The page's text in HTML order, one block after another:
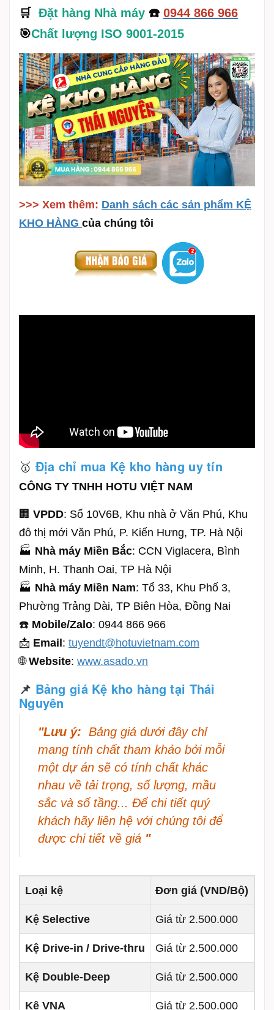
🛒
Đặt hàng Nhà máy ☎️ 0944 866 966
🎯Chất lượng ISO 9001-2015
>>> Xem thêm: Danh sách các sản phẩm KỆ
KHO HÀNG của chúng tôi
🥇 Địa chỉ mua Kệ kho hàng uy tín
CÔNG TY TNHH HOTU VIỆT NAM
🏢 VPDD: Số 10V6B, Khu nhà ở Văn Phú, Khu
đô thị mới Văn Phú, P. Kiến Hưng, TP. Hà Nội
🏭 Nhà máy Miền Bắc: CCN Viglacera, Bình
Minh, H. Thanh Oai, TP Hà Nội
🏭 Nhà máy Miền Nam: Tổ 33, Khu Phố 3,
Phường Trảng Dài, TP Biên Hòa, Đồng Nai
☎️ Mobile/Zalo: 0944 866 966
📩 Email : tuyendt@hotuvietnam.com
🌐Website: www.asado.vn
📌 Bảng giá Kệ kho hàng tại Thái
Nguyên
"Lưu ý: Bảng giá dưới đây chỉ
mang tính chất tham khảo bởi mỗi
một dự án sẽ có tính chất khác
nhau về tải trọng, số lượng, mầu
sắc và số tầng... Để chi tiết quý
khách hãy liên hệ với chúng tôi để
được chi tiết về giá "
Loại kệ Đơn giá (VND/Bộ)
Kệ Selective Giá từ 2.500.000
Kệ Drive-in / Drive-thru Giá từ 2.500.000
Kệ Double-Deep Giá từ 2.500.000
Kệ VNA Giá từ 2.500.000